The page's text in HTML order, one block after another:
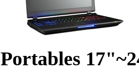
Portables